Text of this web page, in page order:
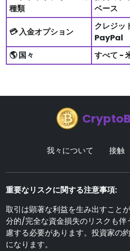
種類
ベース
💳 入金オプション
クレジッ
PayPal
🌎 国々
すべて -
我々について 接触
重要なリスクに関する注意事項:
取引は顕著な利益を生み出すこと
分的/完全な資金損失のリスクも伴
慮する必要があります。投資家の
になります。